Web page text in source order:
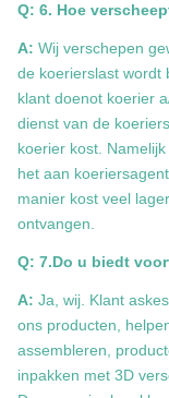
Q: 6. Hoe
A: Wij verschepen
de koerierslast wordt
klant doenot koerier
dienst van de
koerier kost.
het aan
manier kost veel
ontvangen.
Q: 7.Do u biedt
A: Ja, wij. Klant
ons producten,
assembleren,
inpakken met 3D